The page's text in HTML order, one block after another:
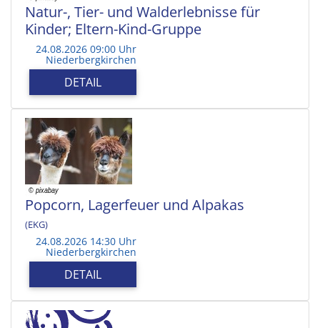
Natur-, Tier- und Walderlebnisse für
Kinder; Eltern-Kind-Gruppe
24.08.2026 09:00 Uhr
Niederbergkirchen
DETAIL
Popcorn, Lagerfeuer und Alpakas
(EKG)
24.08.2026 14:30 Uhr
Niederbergkirchen
DETAIL